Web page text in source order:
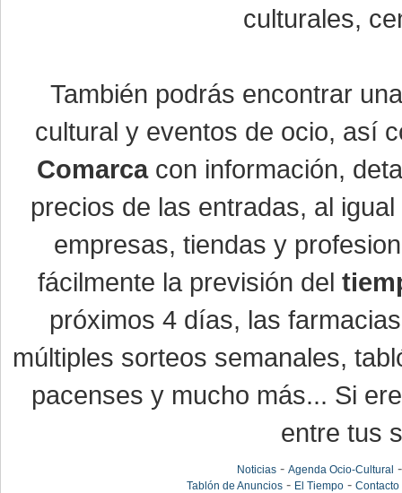
culturales,
También podrás encontrar
cultural y eventos de ocio, así
Comarcacon información,
precios de las entradas, al
empresas, tiendas y
fácilmente la previsión del
próximos 4 días, las
múltiples sorteos semanales,
pacenses y mucho más... Si
entre tus
Noticias- Agenda Ocio-Cultural
Tablón de Anuncios- El Tiempo- Contacto